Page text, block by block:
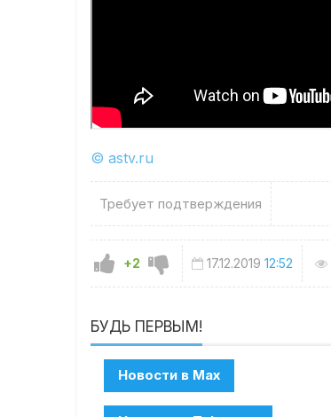
© astv.ru
Требует подтверждения
+2 17.12.2019 12:52
БУДЬ ПЕРВЫМ!